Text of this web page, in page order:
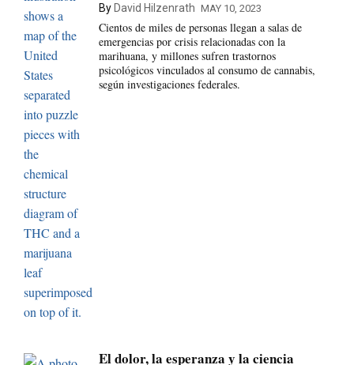
By David Hilzenrath MAY 10, 2023
Cientos de miles de personas llegan a salas de
emergencias por crisis relacionadas con la
marihuana, y millones sufren trastornos
psicológicos vinculados al consumo de cannabis,
según investigaciones federales.
El dolor, la esperanza y la ciencia